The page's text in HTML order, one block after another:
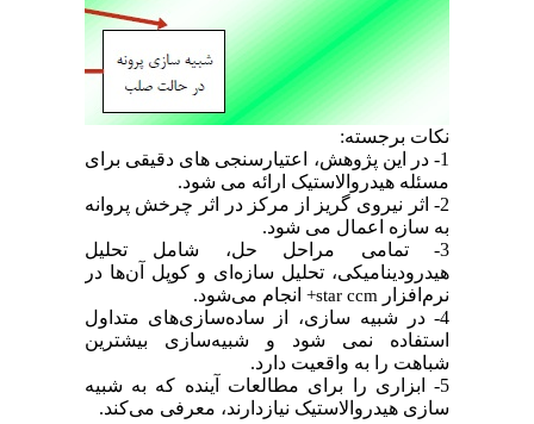
نکات برجسته:
1- در این پژوهش، اعتیارسنجی های دقیقی برای
مسئله هیدروالاستیک ارائه می شود.
2- اثر نیروی گریز از مرکز در اثر چرخش پروانه
به سازه اعمال می شود.
3- تمامی مراحل حل، شامل تحلیل
هیدرودینامیکی، تحلیل سازه‌ای و کوپل آن‌ها در
نرم‌افزار
star ccm+ انجام می‌شود.
4- در شبیه سازی، از ساده‌سازی‌های متداول
استفاده نمی شود و شبیه‌سازی بیشترین
شباهت را به واقعیت دارد.
5- ابزاری را برای مطالعات آینده که به شبیه
سازی هیدروالاستیک نیازدارند، معرفی می‌کند.